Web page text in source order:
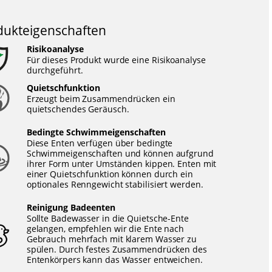
Risikoanalyse
Für dieses Produkt wurde eine Risikoanalyse
durchgeführt.
Quietschfunktion
Erzeugt beim Zusammendrücken ein
quietschendes Geräusch.
Bedingte Schwimmeigenschaften
Diese Enten verfügen über bedingte
Schwimmeigenschaften und können aufgrund
ihrer Form unter Umständen kippen. Enten mit
einer Quietschfunktion können durch ein
optionales Renngewicht stabilisiert werden.
Reinigung Badeenten
Sollte Badewasser in die Quietsche-Ente
gelangen, empfehlen wir die Ente nach
Gebrauch mehrfach mit klarem Wasser zu
spülen. Durch festes Zusammendrücken des
Entenkörpers kann das Wasser entweichen.